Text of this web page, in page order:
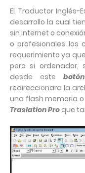
El Traductor Inglés-
desarrollo la cual
sin internet o
o profesionales los
requerimiento ya
pero si ordenador,
desde este botón
redireccionara la
una flash memoria
Traslation Pro que